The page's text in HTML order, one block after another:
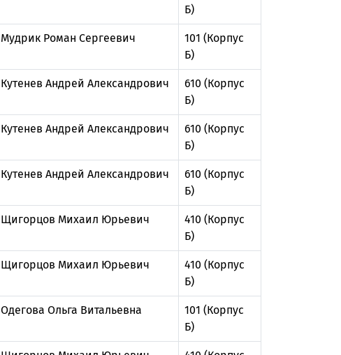
Б)
Мудрик Роман Сергеевич
101 (Корпус
Б)
Кутенев Андрей Александрович
610 (Корпус
Б)
Кутенев Андрей Александрович
610 (Корпус
Б)
Кутенев Андрей Александрович
610 (Корпус
Б)
Щигорцов Михаил Юрьевич
410 (Корпус
Б)
Щигорцов Михаил Юрьевич
410 (Корпус
Б)
Одегова Ольга Витальевна
101 (Корпус
Б)